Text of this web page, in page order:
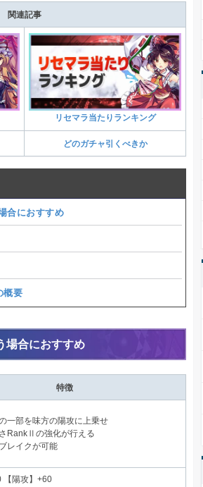
関連記事
リセマラ当たりランキング
どのガチャ引くべきか
合におすすめ
概要
場合におすすめ
特徴
一部を味方の陽攻に上乗せ
RankⅡの強化が行える
レイクが可能
【陽攻】+60